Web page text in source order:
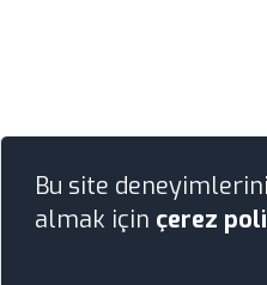
Bu site
almak için çerez